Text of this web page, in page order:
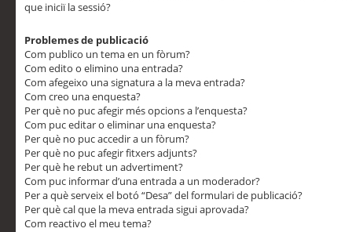
que iniciï la sessió?
Problemes de publicació
Com publico un tema en un fòrum?
Com edito o elimino una entrada?
Com afegeixo una signatura a la meva entrada?
Com creo una enquesta?
Per què no puc afegir més opcions a l’enquesta?
Com puc editar o eliminar una enquesta?
Per què no puc accedir a un fòrum?
Per què no puc afegir fitxers adjunts?
Per què he rebut un advertiment?
Com puc informar d’una entrada a un moderador?
Per a què serveix el botó “Desa” del formulari de publicació?
Per què cal que la meva entrada sigui aprovada?
Com reactivo el meu tema?